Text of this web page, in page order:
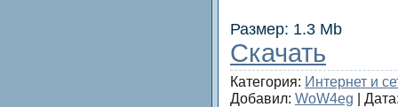
Размер: 1.3 Mb
Скачать
Категория: Интернет и
Добавил: WoW4eg |